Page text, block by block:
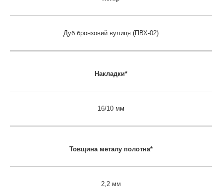
Дуб бронзовий вулиця (ПВХ-02)
Накладки*
16/10 мм
Товщина металу полотна*
2,2 мм